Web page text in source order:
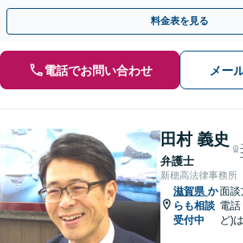
依頼者様の負担を最小限に抑えます【休日・夜間
料金表を見る
電話でお問い合わせ メー
田村 義史
弁護士
新穂高法律事務所
滋賀県 か
らも相談
受付中
面談
電
ど)